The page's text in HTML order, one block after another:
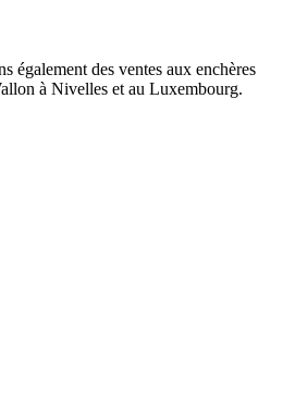
également des ventes aux enchères
à Nivelles et au Luxembourg.